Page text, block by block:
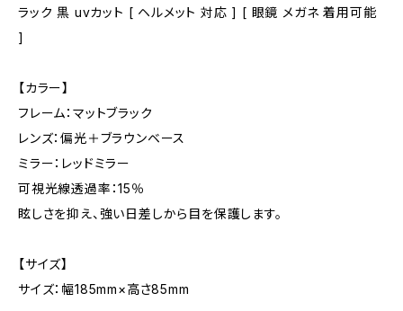
ラック 黒 uvカット [ ヘルメット 対応 ] [ 眼鏡 メガネ 着用可能
]
【カラー】
フレーム：マットブラック
レンズ：偏光＋ブラウンベース
ミラー：レッドミラー
可視光線透過率：15％
眩しさを抑え、強い日差しから目を保護します。
【サイズ】
サイズ：幅185mm×高さ85mm